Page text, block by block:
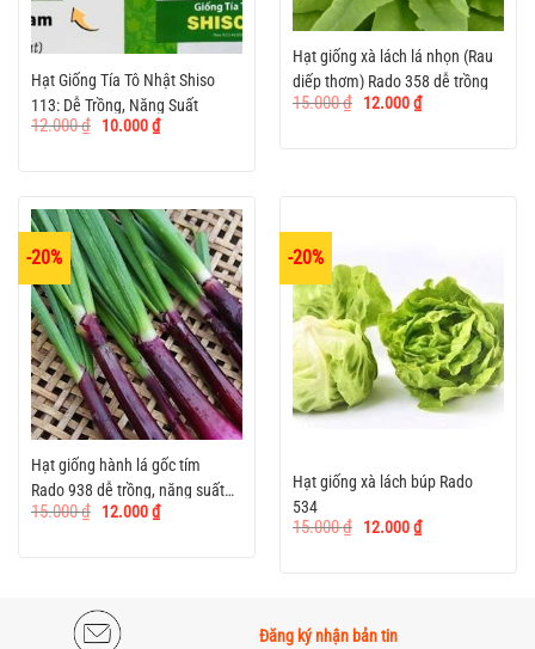
Hạt Giống Tía Tô Nhật Shiso
113: Dễ Trồng, Năng Suất
12.000₫
Giá
gốc
10.000₫Giá
hiện
Hạt giống xà lách lá nhọn (Rau
diếp thơm) Rado 358 dễ trồng
15.000₫
Giá
gốc
12.000₫Giá
hiện
-20%
Hạt giống hành lá gốc tím
Rado 938 dễ trồng, năng suất
cao
15.000₫
Giá
gốc
12.000₫Giá
hiện
-20%
Hạt giống xà lách búp Rado
534
15.000₫
Giá
gốc
12.000₫Giá
hiện
Đăng ký nhận bản tin